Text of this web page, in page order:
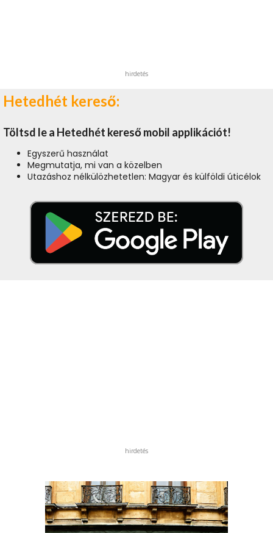
hirdetés
Hetedhét kereső:
Töltsd le a Hetedhét kereső mobil applikációt!
Egyszerű használat
Megmutatja, mi van a közelben
Utazáshoz nélkülözhetetlen: Magyar és külföldi úticélok
hirdetés